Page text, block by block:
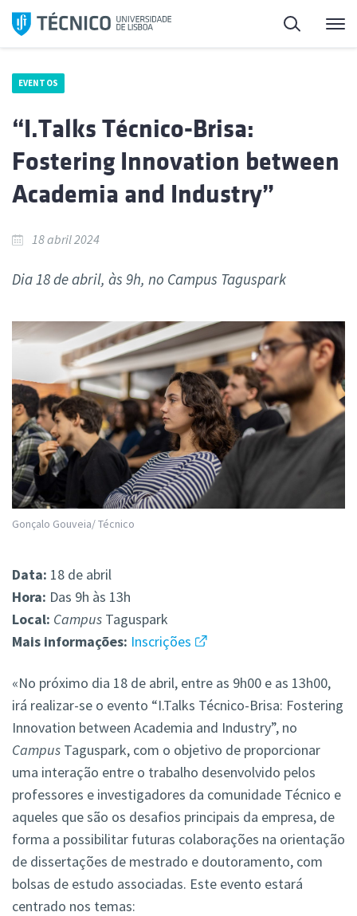
Saltar
para
Pesquisa
EVENTOS
“I.Talks Técnico-Brisa:
Fostering Innovation between
Academia and Industry”
18 abril 2024
Dia 18 de abril, às 9h, no Campus Taguspark
Gonçalo Gouveia/ Técnico
Data: 18 de abril
Hora: Das 9h às 13h
Local: Campus Taguspark
Mais informações: Inscrições
«No próximo dia 18 de abril, entre as 9h00 e as 13h00,
irá realizar-se o evento “I.Talks Técnico-Brisa: Fostering
Innovation between Academia and Industry”, no
Campus Taguspark, com o objetivo de proporcionar
uma interação entre o trabalho desenvolvido pelos
professores e investigadores da comunidade Técnico e
aqueles que são os desafios principais da empresa, de
forma a possibilitar futuras colaborações na orientação
de dissertações de mestrado e doutoramento, com
bolsas de estudo associadas. Este evento estará
centrado nos temas: